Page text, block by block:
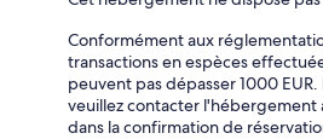
Conformément aux
transactions en espèces
peuvent pas dépasser 1000
veuillez contacter
dans la confirmation de